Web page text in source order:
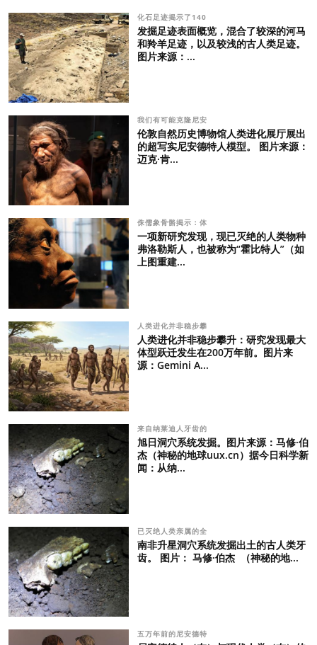
化石足迹揭示了140
发掘足迹表面概览，混合了较深的河马
和羚羊足迹，以及较浅的古人类足迹。
图片来源：...
我们有可能克隆尼安
伦敦自然历史博物馆人类进化展厅展出
的超写实尼安德特人模型。 图片来源：
迈克·肯...
侏儒象骨骼揭示：体
一项新研究发现，现已灭绝的人类物种
弗洛勒斯人，也被称为“霍比特人”（如
上图重建...
人类进化并非稳步攀
人类进化并非稳步攀升：研究发现最大
体型跃迁发生在200万年前。图片来
源：Gemini A...
来自纳莱迪人牙齿的
旭日洞穴系统发掘。图片来源：马修·伯
杰（神秘的地球uux.cn）据今日科学新
闻：从纳...
已灭绝人类亲属的全
南非升星洞穴系统发掘出土的古人类牙
齿。 图片： 马修·伯杰 （神秘的地...
五万年前的尼安德特